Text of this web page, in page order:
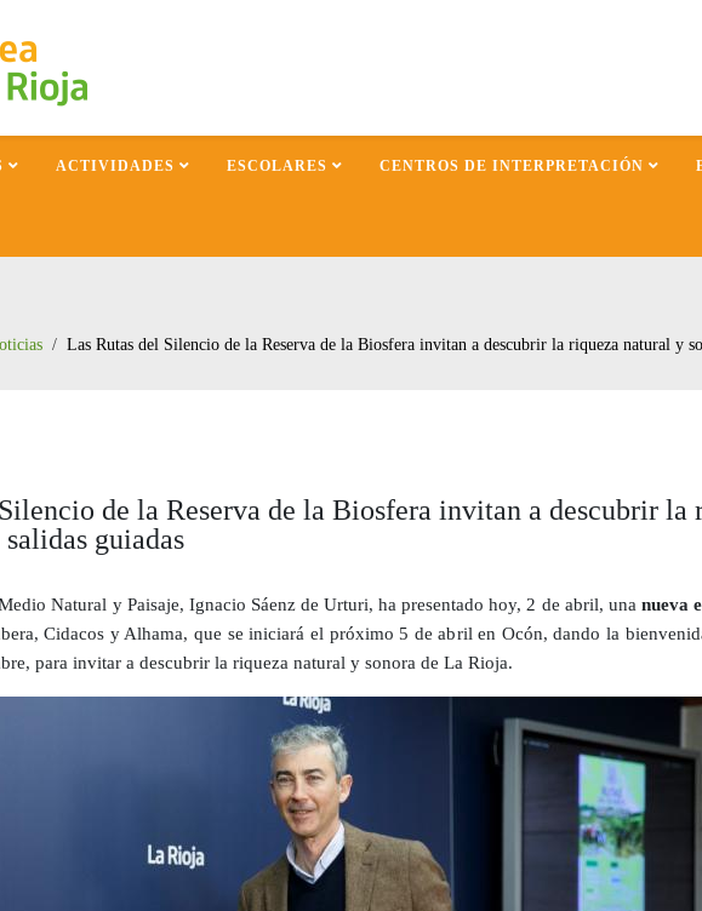
ACTIVIDADES ESCOLARES CENTROS DE INTERPRETACIÓN
Las Rutas del Silencio de la Reserva de la Biosfera invitan a descubrir la riqueza natural y
de la Reserva de la Biosfera invitan a descubrir
guiadas
Natural y Paisaje, Ignacio Sáenz de Urturi, ha presentado hoy, 2 de abril, una nueva
Cidacos y Alhama, que se iniciará el próximo 5 de abril en Ocón, dando la
para invitar a descubrir la riqueza natural y sonora de La Rioja.